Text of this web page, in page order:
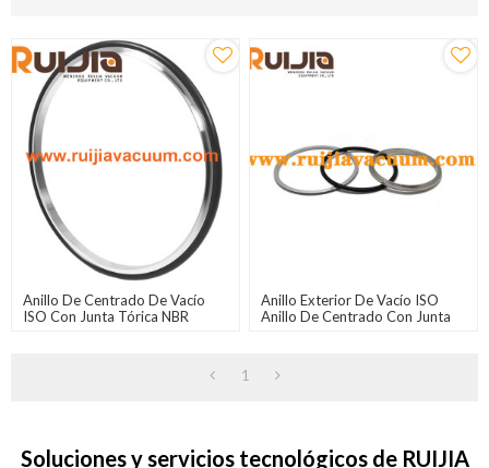
Anillo De Centrado De Vacío
ISO Con Junta Tórica NBR
Anillo Exterior De Vacío ISO
Anillo De Centrado Con Junta
1
Soluciones y servicios tecnológicos de RUIJIA